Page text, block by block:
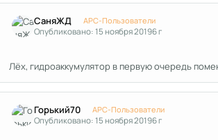
СаняЖД APC-Пользователи
Опубликовано:15 ноября 20196 г
Лёх, гидроаккумулятор в первую очередь
Горький70 APC-Пользователи
Опубликовано:15 ноября 20196 г